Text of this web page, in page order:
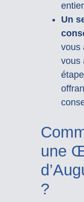
Un
vous
vous
une
?